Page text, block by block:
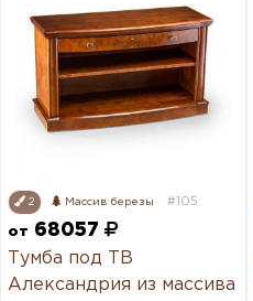
2 Массив березы #105
от
68057
Тумба под ТВ
Александрия из массива